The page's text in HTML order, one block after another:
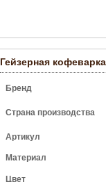
Гейзерная
Бренд
Страна производства
Артикул
Материал
Цвет